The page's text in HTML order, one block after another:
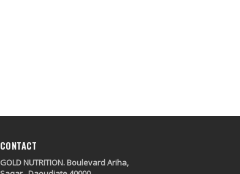
CONTACT
GOLD NUTRITION. Boulevard Ariha,